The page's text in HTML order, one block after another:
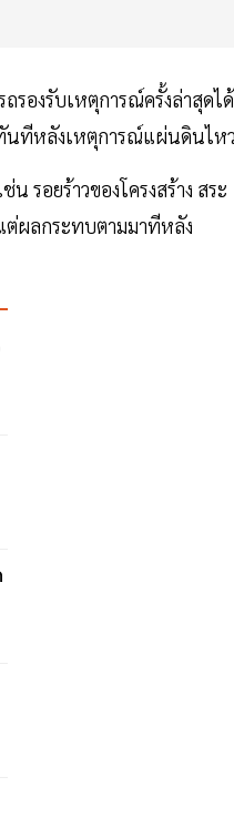
รองรับเหตุการณ์ครั้งล่าสุดได้
ทันทีหลังเหตุการณ์แผ่นดินไห
รอยร้าวของโครงสร้าง สระ
ต่ผลกระทบตามมาทีหลัง